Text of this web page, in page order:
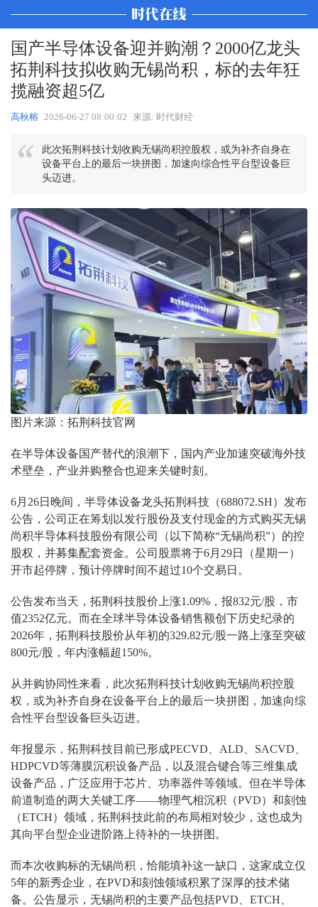
国产半导体设备迎并购潮？2000亿龙头
拓荆科技拟收购无锡尚积，标的去年狂
揽融资超5亿
高秋榕 2026-06-27 08:00:02 来源: 时代财经
此次拓荆科技计划收购无锡尚积控股权，或为补齐自身在
设备平台上的最后一块拼图，加速向综合性平台型设备巨
头迈进。
图片来源：拓荆科技官网
在半导体设备国产替代的浪潮下，国内产业加速突破海外技
术壁垒，产业并购整合也迎来关键时刻。
6月26日晚间，半导体设备龙头拓荆科技（688072.SH）发布
公告，公司正在筹划以发行股份及支付现金的方式购买无锡
尚积半导体科技股份有限公司（以下简称“无锡尚积”）的控
股权，并募集配套资金。公司股票将于6月29日（星期一）
开市起停牌，预计停牌时间不超过10个交易日。
公告发布当天，拓荆科技股价上涨1.09%，报832元/股，市
值2352亿元。而在全球半导体设备销售额创下历史纪录的
2026年，拓荆科技股价从年初的329.82元/股一路上涨至突破
800元/股，年内涨幅超150%。
从并购协同性来看，此次拓荆科技计划收购无锡尚积控股
权，或为补齐自身在设备平台上的最后一块拼图，加速向综
合性平台型设备巨头迈进。
年报显示，拓荆科技目前已形成PECVD、ALD、SACVD、
HDPCVD等薄膜沉积设备产品，以及混合键合等三维集成
设备产品，广泛应用于芯片、功率器件等领域。但在半导体
前道制造的两大关键工序——物理气相沉积（PVD）和刻蚀
（ETCH）领域，拓荆科技此前的布局相对较少，这也成为
其向平台型企业进阶路上待补的一块拼图。
而本次收购标的无锡尚积，恰能填补这一缺口，这家成立仅
5年的新秀企业，在PVD和刻蚀领域积累了深厚的技术储
备。公告显示，无锡尚积的主要产品包括PVD、ETCH、